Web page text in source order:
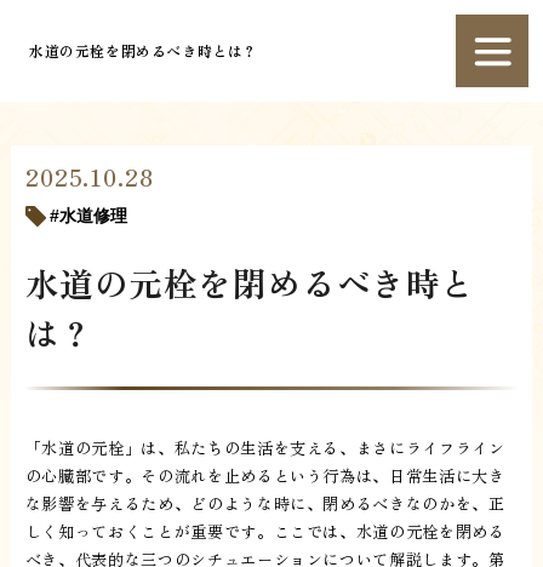
水道の元栓を閉めるべき時とは？
2025.10.28
水道修理
水道の元栓を閉めるべき時と
は？
「水道の元栓」は、私たちの生活を支える、まさにライフライン
の心臓部です。その流れを止めるという行為は、日常生活に大き
な影響を与えるため、どのような時に、閉めるべきなのかを、正
しく知っておくことが重要です。ここでは、水道の元栓を閉める
べき、代表的な三つのシチュエーションについて解説します。第